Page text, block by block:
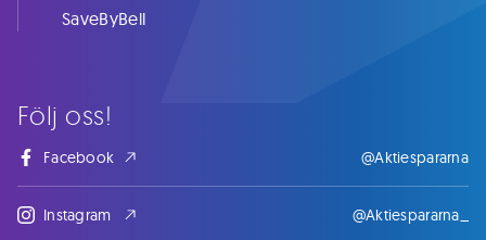
Följ oss!
Facebook @Aktiespararna
Instagram @Aktiespararna_
SaveByBell